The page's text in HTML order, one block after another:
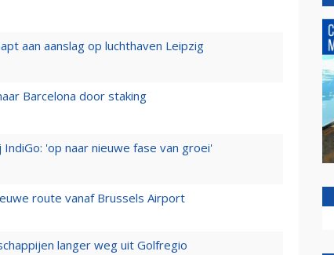
aan aanslag op luchthaven Leipzig
Barcelona door staking
'op naar nieuwe fase van groei'
route vanaf Brussels Airport
langer weg uit Golfregio